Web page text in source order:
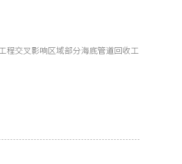
程交叉影响区域部分海底管道回收工